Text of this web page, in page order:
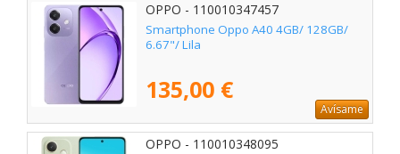
OPPO - 110010347457
Smartphone Oppo A40 4GB/ 128GB/
6.67"/ Lila
135,00 €
Avísame
OPPO - 110010348095